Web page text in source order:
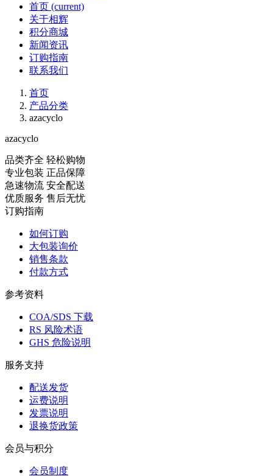
首页 (current)
关于相辉
积分商城
新闻资讯
订购指南
联系我们
首页
产品分类
azacyclo
azacyclo
品类齐全 轻松购物
专业包装 正品保障
急速物流 安全配送
优质服务 售后无忧
订购指南
如何订购
大包装询价
销售条款
付款方式
参考资料
COA/SDS 下载
RS 风险术语
GHS 危险说明
服务支持
配送发货
运费说明
发票说明
退换货政策
会员与积分
会员制度